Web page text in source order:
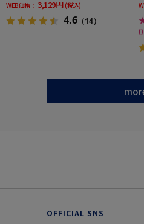
WEB価格： 3,129円 (税込)
4.6 （14）
OFFICIAL SNS